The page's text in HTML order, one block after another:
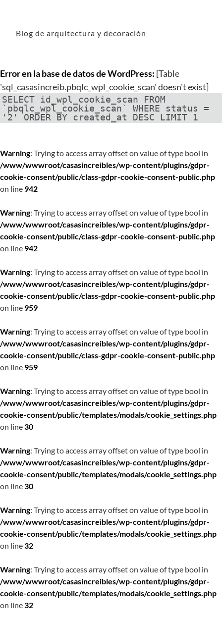
Blog de arquitectura y decoración
Error en la base de datos de WordPress: [Table
'sql_casasincreib.pbqlc_wpl_cookie_scan' doesn't exist]
SELECT id_wpl_cookie_scan FROM
`pbqlc_wpl_cookie_scan` WHERE status =
'2' ORDER BY created_at DESC LIMIT 1
Warning: Trying to access array offset on value of type bool in
/www/wwwroot/casasincreibles/wp-content/plugins/gdpr-
cookie-consent/public/class-gdpr-cookie-consent-public.php
on line 942
Warning: Trying to access array offset on value of type bool in
/www/wwwroot/casasincreibles/wp-content/plugins/gdpr-
cookie-consent/public/class-gdpr-cookie-consent-public.php
on line 942
Warning: Trying to access array offset on value of type bool in
/www/wwwroot/casasincreibles/wp-content/plugins/gdpr-
cookie-consent/public/class-gdpr-cookie-consent-public.php
on line 959
Warning: Trying to access array offset on value of type bool in
/www/wwwroot/casasincreibles/wp-content/plugins/gdpr-
cookie-consent/public/class-gdpr-cookie-consent-public.php
on line 959
Warning: Trying to access array offset on value of type bool in
/www/wwwroot/casasincreibles/wp-content/plugins/gdpr-
cookie-consent/public/templates/modals/cookie_settings.php
on line30
Warning: Trying to access array offset on value of type bool in
/www/wwwroot/casasincreibles/wp-content/plugins/gdpr-
cookie-consent/public/templates/modals/cookie_settings.php
on line30
Warning: Trying to access array offset on value of type bool in
/www/wwwroot/casasincreibles/wp-content/plugins/gdpr-
cookie-consent/public/templates/modals/cookie_settings.php
on line32
Warning: Trying to access array offset on value of type bool in
/www/wwwroot/casasincreibles/wp-content/plugins/gdpr-
cookie-consent/public/templates/modals/cookie_settings.php
on line32